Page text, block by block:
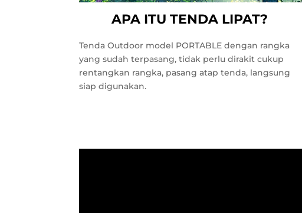
APA ITU TENDA LIPAT?
Tenda Outdoor model PORTABLE dengan rangka
yang sudah terpasang, tidak perlu dirakit cukup
rentangkan rangka, pasang atap tenda, langsung
siap digunakan.